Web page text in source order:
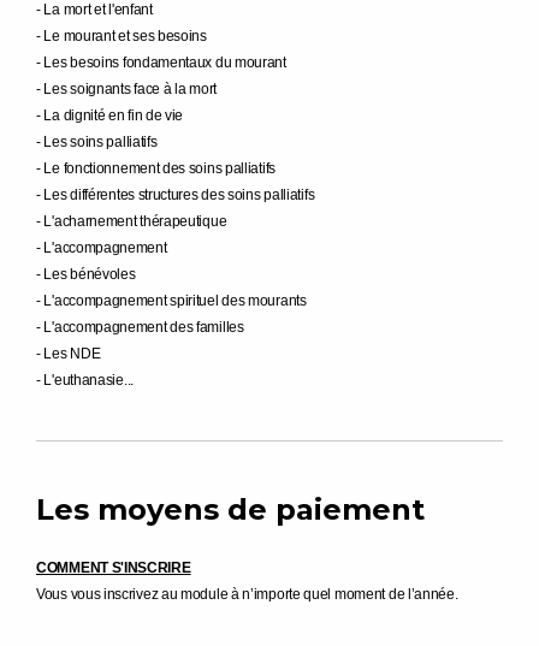
- La mort et l'enfant
- Le mourant et ses besoins
- Les besoins fondamentaux du mourant
- Les soignants face à la mort
- La dignité en fin de vie
- Les soins palliatifs
- Le fonctionnement des soins palliatifs
- Les différentes structures des soins palliatifs
- L'acharnement thérapeutique
- L'accompagnement
- Les bénévoles
- L'accompagnement spirituel des mourants
- L'accompagnement des familles
- Les NDE
- L'euthanasie...
Les moyens de paiement
COMMENT S'INSCRIRE
Vous vous inscrivez au module à n’importe quel moment de l’année.